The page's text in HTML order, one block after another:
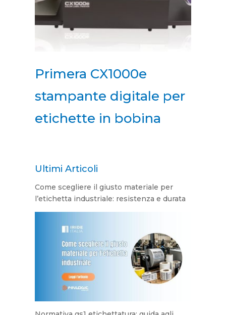
Primera CX1000e
stampante digitale per
etichette in bobina
Ultimi Articoli
Come scegliere il giusto materiale per
l’etichetta industriale: resistenza e durata